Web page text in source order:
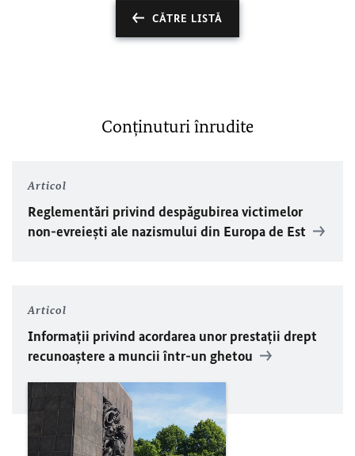
CĂTRE LISTĂ
Conţinuturi înrudite
Articol
Reglementări privind despăgubirea victimelor
non-evreieşti ale nazismului din Europa de Est
Articol
Informaţii privind acordarea unor prestaţii drept
recunoaştere a muncii într-un ghetou